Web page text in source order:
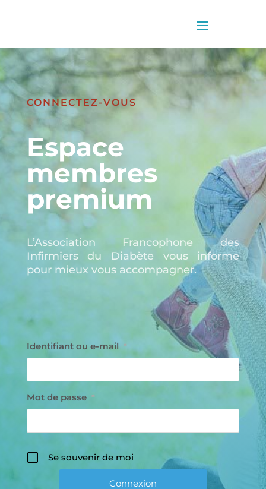
CONNECTEZ-VOUS
Espace
membres
premium
L’Association Francophone des
Infirmiers du Diabète vous informe
pour mieux vous accompagner.
Identifiant ou e-mail *
Mot de passe *
Se souvenir de moi